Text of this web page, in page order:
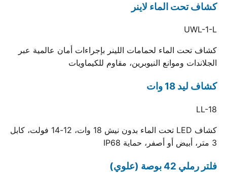
كشاف تحت الماء لاينر
UWL-1-L
كشاف تحت الماء لحمامات اللينر بإجراءات أمان عالمية عبر
الجلاندات وموانع النيوبرين، مقاوم للكيماويات
كشاف ليد 18 وات
LL-18
كشاف LED تحت الماء بدون نيش 18 وات، 12-14 فولت، كابل
3 متر، أبيض أو أصفر، حماية IP68
فلتر رملي 42 بوصة (علوي)